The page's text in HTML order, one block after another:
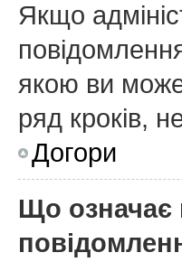
Якщо
якою ви
ряд кроків,
Догори
Що означає